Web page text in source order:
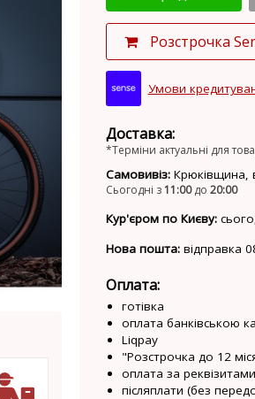
Розстрочка
Умови
Доставка:
*Терміни актуальні для
Самовивіз: Крюківщина,
Сьогодні з11:00до 20:00
Кур'єром по Києву:
Нова пошта: відправка
Оплата:
готівка
оплата банківською
Liqpay
"Розстрочка до 12
оплата за реквізитами
післяплати (без